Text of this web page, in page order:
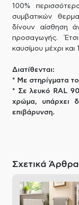
100%
συμβατικών
δίνουν αίσθηση
προσαγωγής.
καυσίμου μέχρι και
Διατίθενται:
* Με στηρίγματα
* Σε λευκό RAL
χρώμα, υπάρχει
επιβάρυνση.
Σχετικά Άρθρα